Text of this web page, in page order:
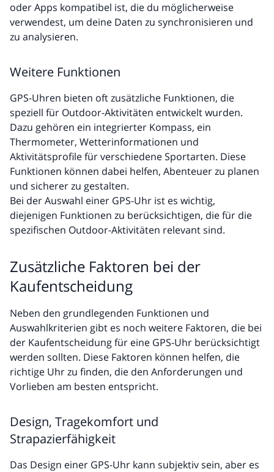
oder Apps kompatibel ist, die du möglicherweise
verwendest, um deine Daten zu synchronisieren und
zu analysieren.
Weitere Funktionen
GPS-Uhren bieten oft zusätzliche Funktionen, die
speziell für Outdoor-Aktivitäten entwickelt wurden.
Dazu gehören ein integrierter Kompass, ein
Thermometer, Wetterinformationen und
Aktivitätsprofile für verschiedene Sportarten. Diese
Funktionen können dabei helfen, Abenteuer zu planen
und sicherer zu gestalten.
Bei der Auswahl einer GPS-Uhr ist es wichtig,
diejenigen Funktionen zu berücksichtigen, die für die
spezifischen Outdoor-Aktivitäten relevant sind.
Zusätzliche Faktoren bei der
Kaufentscheidung
Neben den grundlegenden Funktionen und
Auswahlkriterien gibt es noch weitere Faktoren, die bei
der Kaufentscheidung für eine GPS-Uhr berücksichtigt
werden sollten. Diese Faktoren können helfen, die
richtige Uhr zu finden, die den Anforderungen und
Vorlieben am besten entspricht.
Design, Tragekomfort und
Strapazierfähigkeit
Das Design einer GPS-Uhr kann subjektiv sein, aber es